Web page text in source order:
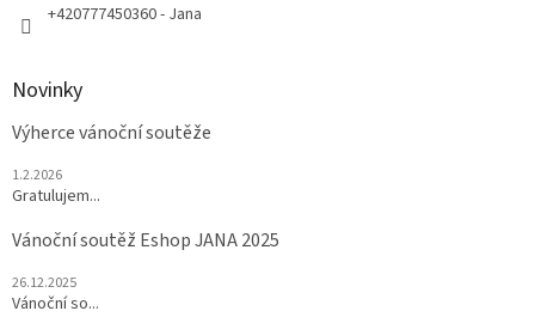
+420777450360 - Jana
Novinky
Výherce vánoční soutěže
1.2.2026
Gratulujem...
Vánoční soutěž Eshop JANA 2025
26.12.2025
Vánoční so...